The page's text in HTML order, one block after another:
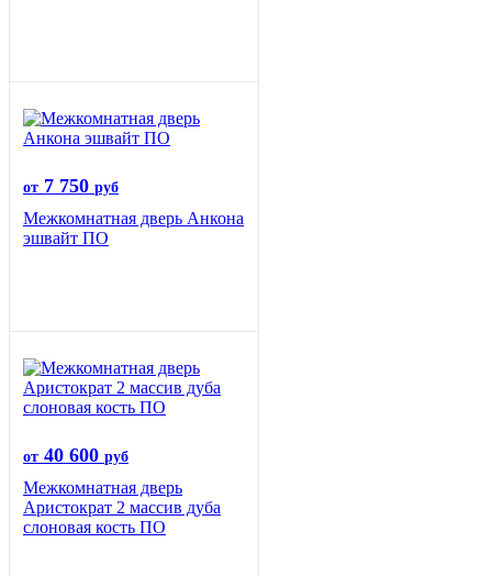
от 7 750 руб
Межкомнатная дверь Анкона
эшвайт ПО
от 40 600 руб
Межкомнатная дверь
Аристократ 2 массив дуба
слоновая кость ПО